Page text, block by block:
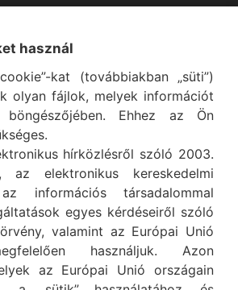
hivatalos honlapja
© 1996 - 2020
2-07
polgármester
János utca 2.
411
használ
kat (továbbiakban „süti”)
olyan fájlok, melyek információt
Ehhez az Ön
hírközlésről szóló 2003.
elektronikus kereskedelmi
információs társadalommal
egyes kérdéseiről szóló
valamint az Európai Unió
használjuk. Azon
az Európai Unió országain